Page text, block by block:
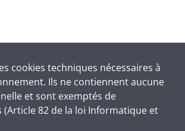
cookies techniques nécessaires à
Ils ne contiennent aucune
et sont exemptés de
(Article 82 de la loi Informatique et